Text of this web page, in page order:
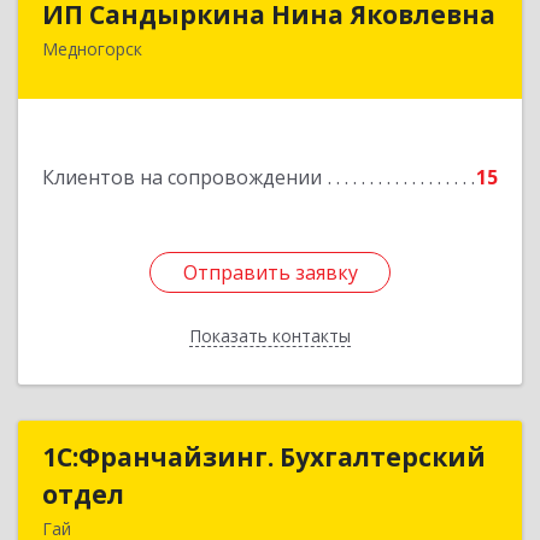
ИП Сандыркина Нина Яковлевна
Медногорск
Клиентов на сопровождении 15
Отправить заявку
Показать контакты
462270, Оренбургская обл, Медногорск г,
Отправить заявку
Назад
1С:Франчайзинг. Бухгалтерский
отдел
Гай
1С:Франчайзинг. Бухгалтерский